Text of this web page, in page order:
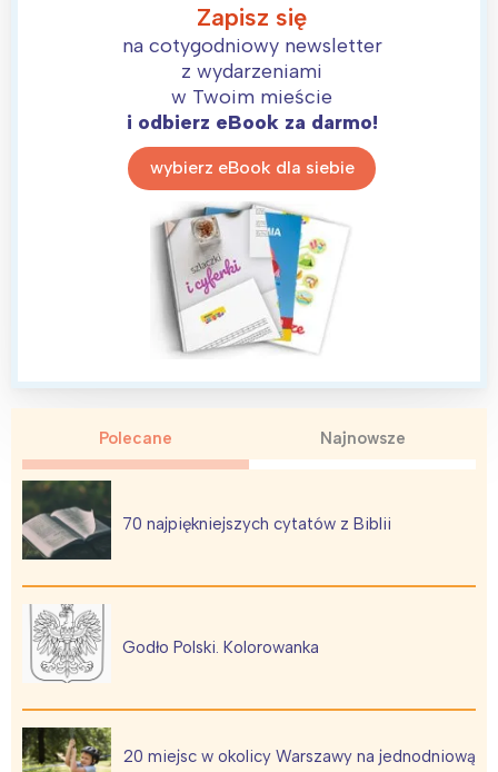
Zapisz się
na cotygodniowy newsletter
z wydarzeniami
w Twoim mieście
i odbierz eBook za darmo!
wybierz eBook dla siebie
Polecane Najnowsze
70 najpiękniejszych cytatów z Biblii
Godło Polski. Kolorowanka
20 miejsc w okolicy Warszawy na jednodniową